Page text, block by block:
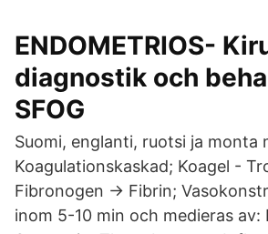
ENDOMETRIOS-
diagnostik och
SFOG
Suomi, englanti, ruotsi ja monta
Koagulationskaskad; Koagel -
Fibronogen -> Fibrin;
inom 5-10 min och medieras av: